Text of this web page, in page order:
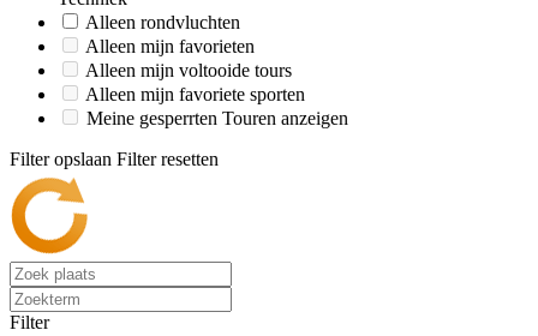
Alleen rondvluchten
Alleen mijn favorieten
Alleen mijn voltooide tours
Alleen mijn favoriete sporten
Meine gesperrten Touren anzeigen
Filter opslaan Filter resetten
Filter